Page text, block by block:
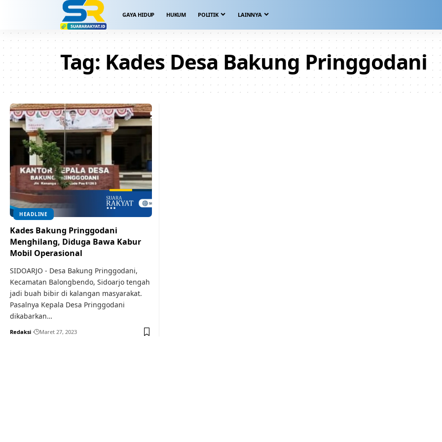
GAYA HIDUP HUKUM POLITIK LAINNYA
Tag: Kades Desa Bakung Pringgodani
HEADLINE
Kades Bakung Pringgodani
Menghilang, Diduga Bawa Kabur
Mobil Operasional
SIDOARJO - Desa Bakung Pringgodani,
Kecamatan Balongbendo, Sidoarjo tengah
jadi buah bibir di kalangan masyarakat.
Pasalnya Kepala Desa Pringgodani
dikabarkan…
Redaksi Maret 27, 2023